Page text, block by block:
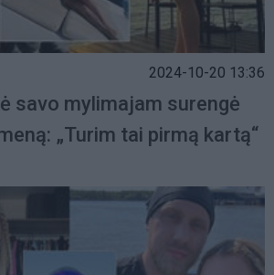
2024-10-20 13:36
savo mylimajam surengė
„Turim tai pirmą kartą“